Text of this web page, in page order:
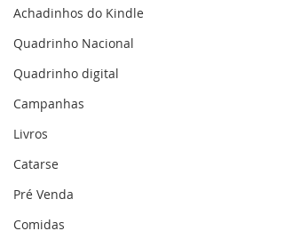
Achadinhos do Kindle
Quadrinho Nacional
Quadrinho digital
Campanhas
Livros
Catarse
Pré Venda
Comidas